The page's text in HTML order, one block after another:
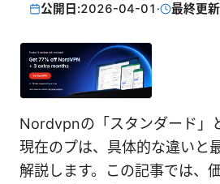
公開日:2026-04-01 · 最終更
Nordvpnの「スタンダード」
現在のプは、具体的な違いと
解説します。この記事では、価